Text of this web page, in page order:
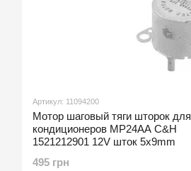
Артикул: 11094200
Мотор шаговый тяги шторок для
кондиционеров MP24AA C&H
1521212901 12V шток 5x9mm
495 грн